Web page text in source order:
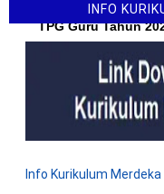
Permendikdasmen
TPG Guru Tahun
INFO
Info Kurikulum Merdeka